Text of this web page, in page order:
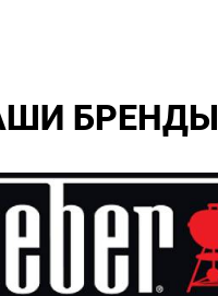
БРЕНДЫ